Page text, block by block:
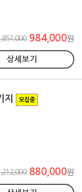
984,000원
상세보기
지 모집중
880,000원